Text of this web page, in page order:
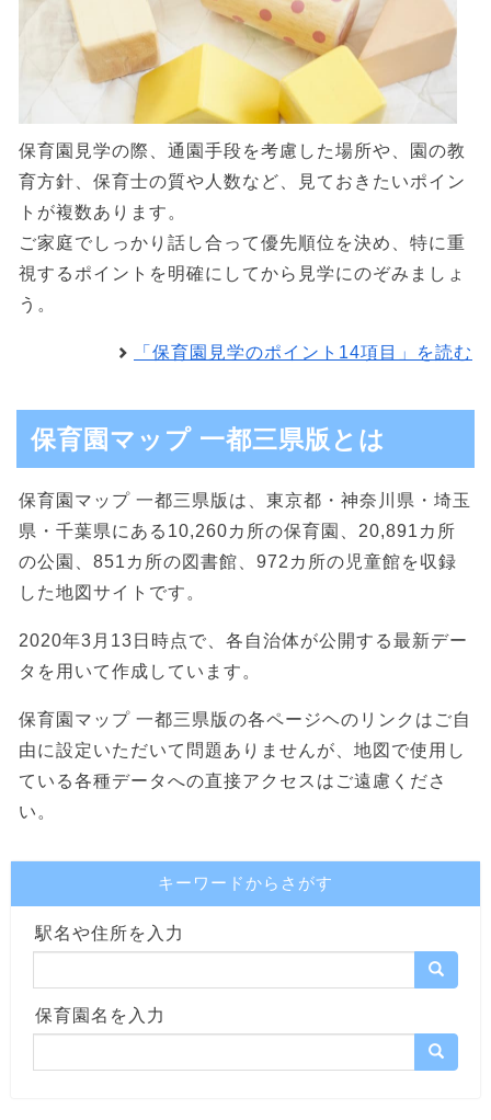
保育園見学の際、通園手段を考慮した場所や、園の教
育方針、保育士の質や人数など、見ておきたいポイン
トが複数あります。
ご家庭でしっかり話し合って優先順位を決め、特に重
視するポイントを明確にしてから見学にのぞみましょ
う。
「保育園見学のポイント14項目」を読む
保育園マップ 一都三県版とは
保育園マップ 一都三県版は、東京都・神奈川県・埼玉
県・千葉県にある10,260カ所の保育園、20,891カ所
の公園、851カ所の図書館、972カ所の児童館を収録
した地図サイトです。
2020年3月13日時点で、各自治体が公開する最新デー
タを用いて作成しています。
保育園マップ 一都三県版の各ページヘのリンクはご自
由に設定いただいて問題ありませんが、地図で使用し
ている各種データへの直接アクセスはご遠慮くださ
い。
キーワードからさがす
駅名や住所を入力
保育園名を入力